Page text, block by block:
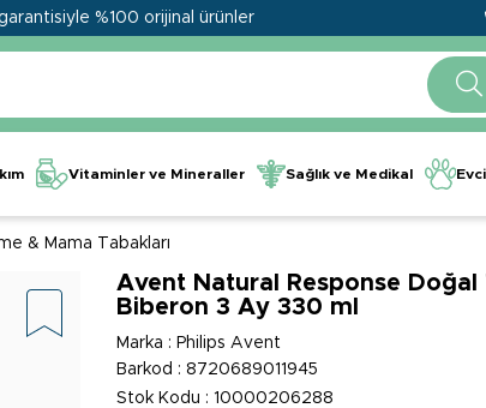
%100 orijinal ürünler
Vitaminler ve Mineraller Sağlık ve Medikal
& Mama Tabakları
Avent Natural Response Doğal
Biberon 3 Ay 330 ml
Marka : Philips Avent
Barkod : 8720689011945
Stok Kodu
10000206288